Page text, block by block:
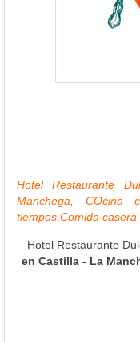
Hotel Restaurante
Manchega,
tiempos,Comida casera
Hotel Restaurante
en Castilla - La